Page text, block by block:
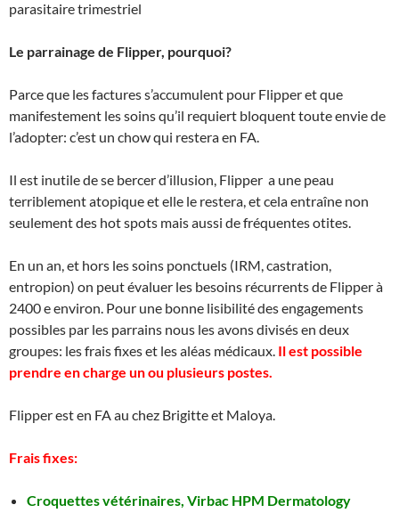
parasitaire trimestriel
Le parrainage de Flipper, pourquoi?
Parce que les factures s’accumulent pour Flipper et que
manifestement les soins qu’il requiert bloquent toute envie de
l’adopter: c’est un chow qui restera en FA.
Il est inutile de se bercer d’illusion, Flipper a une peau
terriblement atopique et elle le restera, et cela entraîne non
seulement des hot spots mais aussi de fréquentes otites.
En un an, et hors les soins ponctuels (IRM, castration,
entropion) on peut évaluer les besoins récurrents de Flipper à
2400 e environ. Pour une bonne lisibilité des engagements
possibles par les parrains nous les avons divisés en deux
groupes: les frais fixes et les aléas médicaux. Il est possible
prendre en charge un ou plusieurs postes.
Flipper est en FA au chez Brigitte et Maloya.
Frais fixes:
Croquettes vétérinaires, Virbac HPM Dermatology